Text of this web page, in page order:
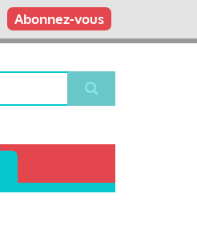
Abonnez-vous